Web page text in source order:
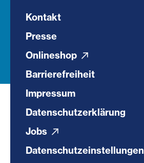
Kontakt
Presse
Onlineshop
Barrierefreiheit
Impressum
Datenschutzerklärung
Jobs
Datenschutzeinstellungen